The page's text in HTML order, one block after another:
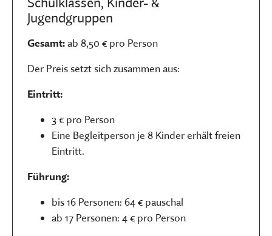
Jugendgruppen
Gesamt:ab 8,50 € pro Person
Der Preis setzt sich zusammen aus:
Eintritt:
3 € pro Person
Eine Begleitperson je 8 Kinder erhält freien
Eintritt.
Führung:
bis 16 Personen: 64 € pauschal
ab 17 Personen: 4 € pro Person